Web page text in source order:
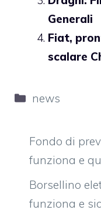
Generali
Fiat,
scalare
Categorie
news
Fondo di
funziona e
Borsellino
funziona e